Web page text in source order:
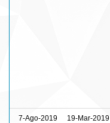
7-Ago-2019 19-Mar-2019